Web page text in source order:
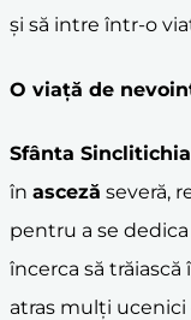
și să intre într-o
O viață de
Sfânta Sinclitichia
în asceză severă,
pentru a se
încerca să
atras mulți